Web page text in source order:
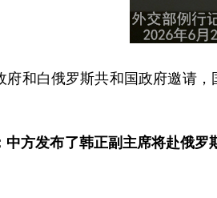
府和白俄罗斯共和国政府邀请
中方发布了韩正副主席将赴俄